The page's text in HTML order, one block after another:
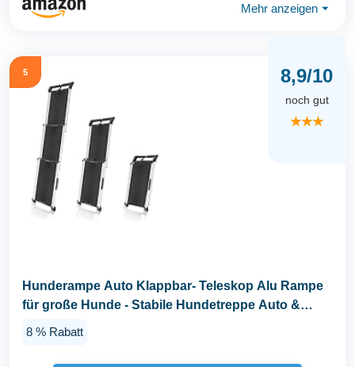
Mehr anzeigen ⏷
5 8,9/10
noch gut
★★★
Hunderampe Auto Klappbar- Teleskop Alu Rampe
für große Hunde - Stabile Hundetreppe Auto &
8 % Rabatt